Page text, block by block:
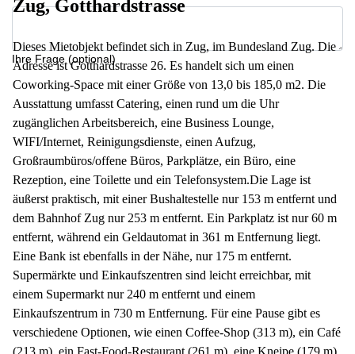
Ihre Frage (optional)
Zug, Gotthardstrasse
Dieses Mietobjekt befindet sich in Zug, im Bundesland Zug. Die
Adresse ist Gotthardstrasse 26. Es handelt sich um einen
Coworking-Space mit einer Größe von 13,0 bis 185,0 m2. Die
Ausstattung umfasst Catering, einen rund um die Uhr
zugänglichen Arbeitsbereich, eine Business Lounge,
WIFI/Internet, Reinigungsdienste, einen Aufzug,
Großraumbüros/offene Büros, Parkplätze, ein Büro, eine
Rezeption, eine Toilette und ein Telefonsystem.Die Lage ist
äußerst praktisch, mit einer Bushaltestelle nur 153 m entfernt und
dem Bahnhof Zug nur 253 m entfernt. Ein Parkplatz ist nur 60 m
entfernt, während ein Geldautomat in 361 m Entfernung liegt.
Eine Bank ist ebenfalls in der Nähe, nur 175 m entfernt.
Supermärkte und Einkaufszentren sind leicht erreichbar, mit
einem Supermarkt nur 240 m entfernt und einem
Einkaufszentrum in 730 m Entfernung. Für eine Pause gibt es
verschiedene Optionen, wie einen Coffee-Shop (313 m), ein Café
(213 m), ein Fast-Food-Restaurant (261 m), eine Kneipe (179 m)